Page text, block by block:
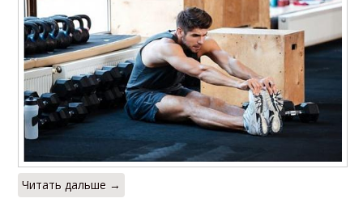
Читать дальше →